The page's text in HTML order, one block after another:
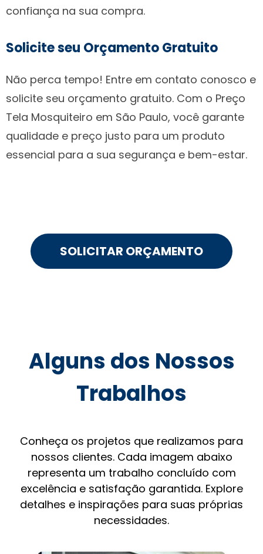
confiança na sua compra.
Solicite seu Orçamento Gratuito
Não perca tempo! Entre em contato conosco e
solicite seu orçamento gratuito. Com o Preço
Tela Mosquiteiro em São Paulo, você garante
qualidade e preço justo para um produto
essencial para a sua segurança e bem-estar.
SOLICITAR ORÇAMENTO
Alguns dos Nossos
Trabalhos
Conheça os projetos que realizamos para
nossos clientes. Cada imagem abaixo
representa um trabalho concluído com
excelência e satisfação garantida. Explore
detalhes e inspirações para suas próprias
necessidades.